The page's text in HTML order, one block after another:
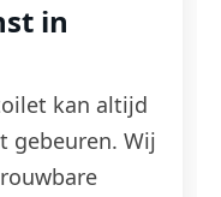
in
kan altijd
gebeuren. Wij